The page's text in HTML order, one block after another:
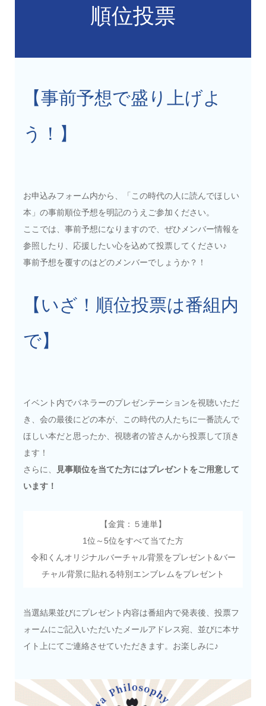
順位投票
【事前予想で盛り上げよ
う！】
お申込みフォーム内から、「この時代の人に読んでほしい
本」の事前順位予想を明記のうえご参加ください。
ここでは、事前予想になりますので、ぜひメンバー情報を
参照したり、応援したい心を込めて投票してください♪
事前予想を覆すのはどのメンバーでしょうか？！
【いざ！順位投票は番組内
で】
イベント内でパネラーのプレゼンテーションを視聴いただ
き、会の最後にどの本が、この時代の人たちに一番読んで
ほしい本だと思ったか、視聴者の皆さんから投票して頂き
ます！
さらに、
見事順位を当てた方にはプレゼントをご用意して
います！
【金賞：５連単】
1位～5位をすべて当てた方
令和くんオリジナルバーチャル背景をプレゼント&バー
チャル背景に貼れる特別エンブレムをプレゼント
当選結果並びにプレゼント内容は番組内で発表後、投票フ
ォームにご記入いただいたメールアドレス宛、並びに本サ
イト上にてご連絡させていただきます。お楽しみに♪